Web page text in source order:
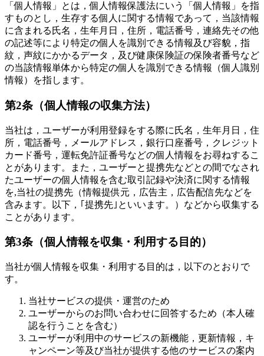
「個人情報」とは，個人情報保護法にいう「個人情報」を指
すものとし，生存する個人に関する情報であって，当該情報
に含まれる氏名，生年月日，住所，電話番号，連絡先その他
の記述等により特定の個人を識別できる情報及び容貌，指
紋，声紋にかかるデータ，及び健康保険証の保険者番号など
の当該情報単体から特定の個人を識別できる情報（個人識別
情報）を指します。
第2条（個人情報の収集方法）
当社は，ユーザーが利用登録をする際に氏名，生年月日，住
所，電話番号，メールアドレス，銀行口座番号，クレジット
カード番号，運転免許証番号などの個人情報をお尋ねするこ
とがあります。また，ユーザーと提携先などとの間でなされ
たユーザーの個人情報を含む取引記録や決済に関する情報
を,当社の提携先（情報提供元，広告主，広告配信先などを
含みます。以下，｢提携先｣といいます。）などから収集する
ことがあります。
第3条（個人情報を収集・利用する目的）
当社が個人情報を収集・利用する目的は，以下のとおりで
す。
当社サービスの提供・運営のため
ユーザーからのお問い合わせに回答するため（本人確
認を行うことを含む）
ユーザーが利用中のサービスの新機能，更新情報，キ
ャンペーン等及び当社が提供する他のサービスの案内